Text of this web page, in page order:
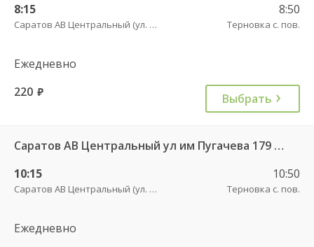
8:15
Саратов АВ Центральный (ул. им. Пугачева, 179 А)
8:50
Терновка с. пов.
Ежедневно
220 руб. Выбрать
Саратов АВ Центральный ул им Пугачева 179 А — Старая Полтавка
10:15
Саратов АВ Центральный (ул. им. Пугачева, 179 А)
10:50
Терновка с. пов.
Ежедневно